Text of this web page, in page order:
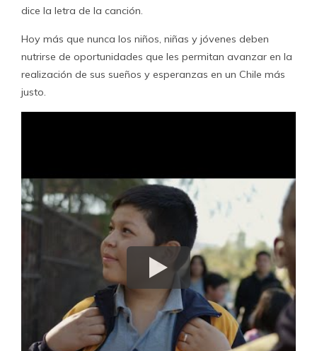
dice la letra de la canción.
Hoy más que nunca los niños, niñas y jóvenes deben
nutrirse de oportunidades que les permitan avanzar en la
realización de sus sueños y esperanzas en un Chile más
justo.